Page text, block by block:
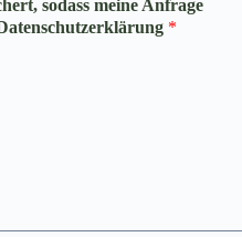
sodass meine Anfrage
*